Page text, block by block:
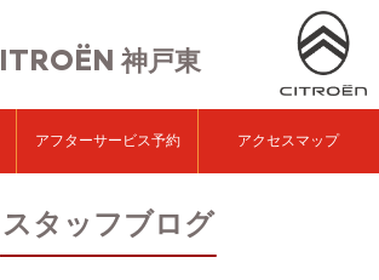
神戸東
アフターサービス予約 アクセスマップ
スタッフブログ